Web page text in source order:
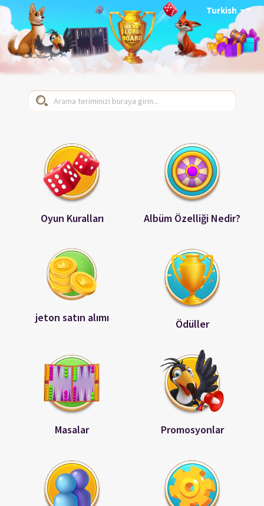
Turkish
Oyun Kuralları Albüm Özelliği Nedir?
jeton satın alımı Ödüller
Masalar Promosyonlar